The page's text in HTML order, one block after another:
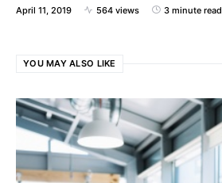
April 11, 2019 564 views 3 minute read
YOU MAY ALSO LIKE